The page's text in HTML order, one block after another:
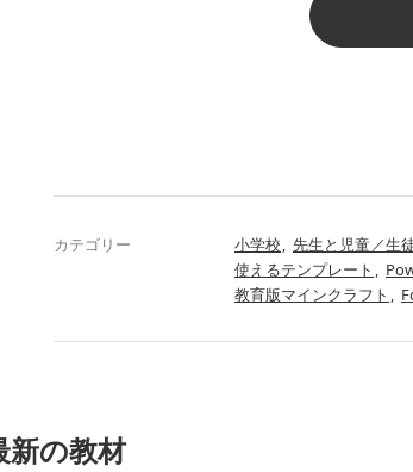
カテゴリー 小学校 先生と児童／生
使えるテンプレート
教育版マインクラフト
新の教材